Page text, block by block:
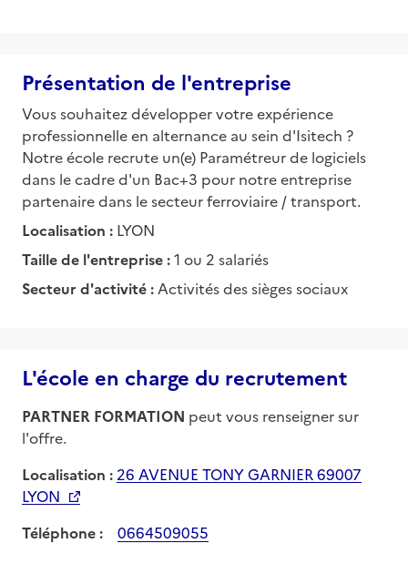
Présentation de l'entreprise
Vous souhaitez développer votre expérience
professionnelle en alternance au sein d'Isitech ?
Notre école recrute un(e) Paramétreur de logiciels
dans le cadre d'un Bac+3 pour notre entreprise
partenaire dans le secteur ferroviaire / transport.
Localisation : LYON
Taille de l'entreprise :1 ou 2 salariés
Secteur d'activité : Activités des sièges sociaux
L'école en charge du recrutement
PARTNER FORMATION peut vous renseigner sur
l'offre.
Localisation : 26 AVENUE TONY GARNIER 69007
LYON
Téléphone :
0664509055